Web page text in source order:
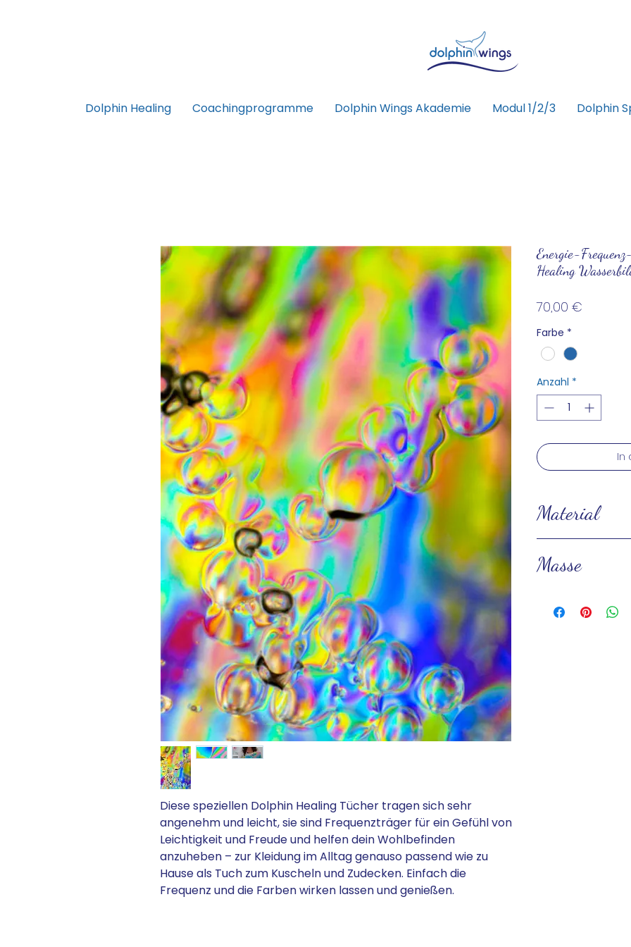
Dolphin Healing Coachingprogramme Dolphin Wings Akademie Modul 1/2/3 Dolphin
Diese speziellen Dolphin Healing Tücher tragen sich sehr
angenehm und leicht, sie sind Frequenzträger für ein Gefühl von
Leichtigkeit und Freude und helfen dein Wohlbefinden
anzuheben – zur Kleidung im Alltag genauso passend wie zu
Hause als Tuch zum Kuscheln und Zudecken. Einfach die
Frequenz und die Farben wirken lassen und genießen.
Energie-
Healing
70,00 €
Farbe *
Anzahl *
In
Material
Masse